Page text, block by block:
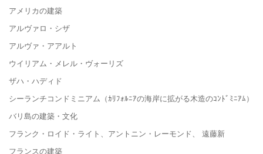
アメリカの建築
アルヴァロ・シザ
アルヴァ・アアルト
ウイリアム・メレル・ヴォーリズ
ザハ・ハディド
シーランチコンドミニアム（ｶﾘﾌｫﾙﾆｱの海岸に拡がる木造のｺﾝﾄﾞﾐﾆｱﾑ）
バリ島の建築・文化
フランク・ロイド・ライト、アントニン・レーモンド、 遠藤新
フランスの建築